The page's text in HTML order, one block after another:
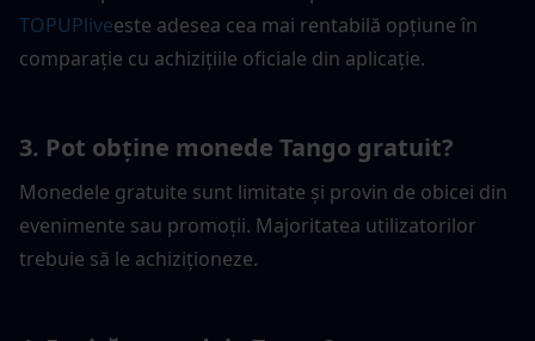
TOPUPliveeste adesea cea mai rentabilă opțiune în
comparație cu achizițiile oficiale din aplicație.
3. Pot obține monede Tango gratuit?
Monedele gratuite sunt limitate și provin de obicei din
evenimente sau promoții. Majoritatea utilizatorilor
trebuie să le achiziționeze.